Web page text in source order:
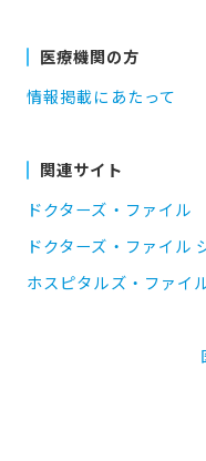
医療機関の方
情報掲載にあたって
関連サイト
ドクターズ・ファイル
ドクターズ・ファイル
ホスピタルズ・ファイ